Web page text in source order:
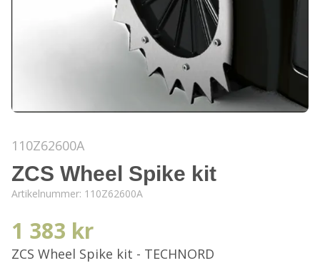
110Z62600A
ZCS Wheel Spike kit
Artikelnummer: 110Z62600A
1 383 kr
ZCS Wheel Spike kit - TECHNORD